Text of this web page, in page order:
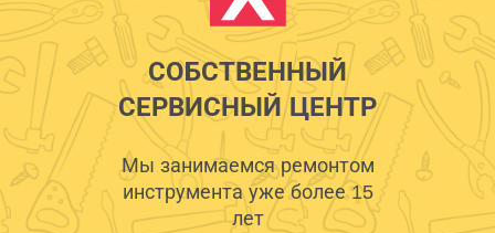
СОБСТВЕННЫЙ
СЕРВИСНЫЙ ЦЕНТР
Мы занимаемся ремонтом
инструмента уже более 15
лет